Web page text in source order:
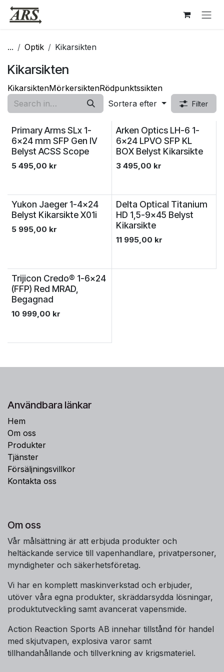
Hoppa till innehåll
... Optik Kikarsikten
Kikarsikten
KikarsiktenMörkersiktenRödpunktssikten
Sortera efter
Filter
Primary Arms SLx 1-
6x24 mm SFP Gen IV
Belyst ACSS Scope
5 495,00 kr
Arken Optics LH-6 1-
6x24 LPVO SFP KL
BOX Belyst Kikarsikte
3 495,00 kr
Yukon Jaeger 1-4x24
Belyst Kikarsikte X01i
5 995,00 kr
Delta Optical Titanium
HD 1,5-9x45 Belyst
Kikarsikte
11 995,00 kr
Trijicon Credo® 1-6x24
(FFP) Red MRAD,
Begagnad
10 999,00 kr
Användbara länkar
Hem
Om oss
Produkter
Tjänster
Försäljningsvillkor
Kontakta oss
Om oss
Vår målsättning är att erbjuda produkter och
heltäckande service till vapenhandlare, privatpersoner,
myndigheter och säkerhetsföretag.
Vi har en komplett maskinverkstad och erbjuder,
utöver våra egna produkter, skräddarsydda lösningar,
produktutveckling samt avancerat vapensmide.
Action Reaction Sports AB innehar tillstånd för handel
med skjutvapen, explosiva varor samt
tillhandahållande och tillverkning av krigsmateriel.